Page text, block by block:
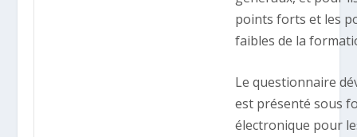
points forts et les
faibles de la
Le questionnaire
est présenté sous
électronique pour